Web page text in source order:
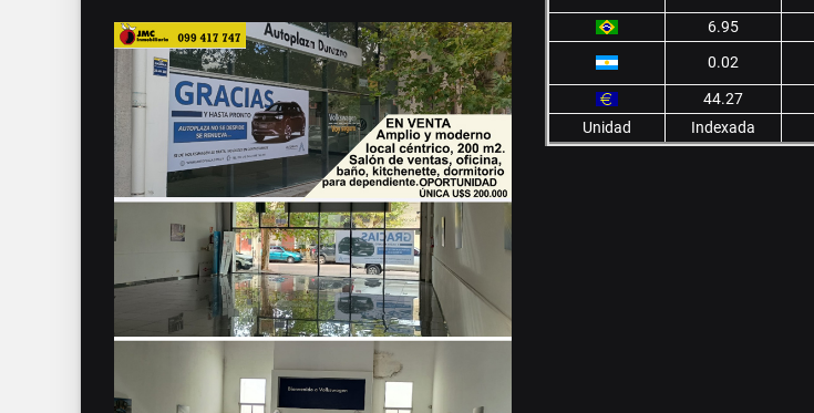
6.95
0.02
44.27
Unidad
Indexada